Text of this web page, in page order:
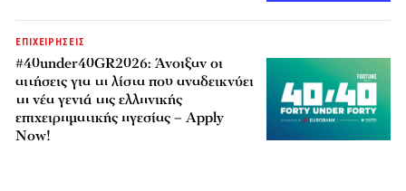
ΕΠΙΧΕΙΡΗΣΕΙΣ
#40under40GR2026: Άνοιξαν οι
αιτήσεις για τη λίστα που αναδεικνύει
τη νέα γενιά της ελληνικής
επιχειρηματικής ηγεσίας – Apply
Now!